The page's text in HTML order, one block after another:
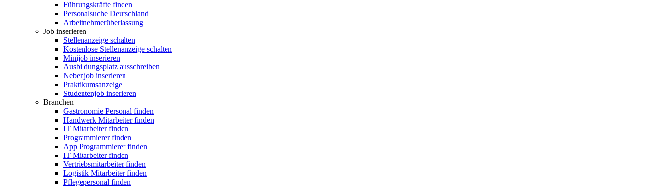
Führungskräfte finden
Personalsuche Deutschland
Arbeitnehmerüberlassung
Job inserieren
Stellenanzeige schalten
Kostenlose Stellenanzeige schalten
Minijob inserieren
Ausbildungsplatz ausschreiben
Nebenjob inserieren
Praktikumsanzeige
Studentenjob inserieren
Branchen
Gastronomie Personal finden
Handwerk Mitarbeiter finden
IT Mitarbeiter finden
Programmierer finden
App Programmierer finden
IT Mitarbeiter finden
Vertriebsmitarbeiter finden
Logistik Mitarbeiter finden
Pflegepersonal finden